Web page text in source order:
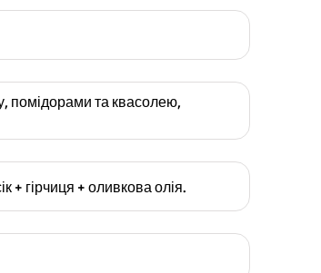
помідорами та квасолею,
+ гірчиця + оливкова олія.